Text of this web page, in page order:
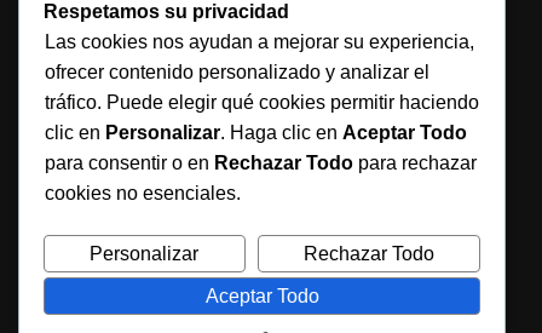
Granega es un medio deportivo digital
independiente que ofrece noticias, análisis y
contenido actualizado sobre fútbol, béisbol y
rugby, con pasión y constancia.
Respetamos su privacidad
Las cookies nos ayudan a mejorar su experiencia,
ofrecer contenido personalizado y analizar el
tráfico. Puede elegir qué cookies permitir haciendo
clic en Personalizar. Haga clic en Aceptar Todo
para consentir o en Rechazar Todo para rechazar
cookies no esenciales.
Personalizar Rechazar Todo
Aceptar Todo